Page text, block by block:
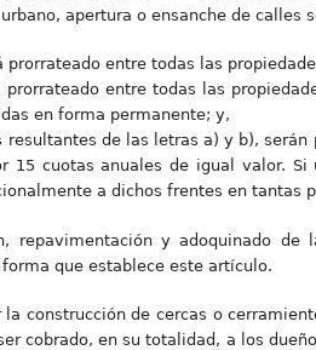
apertura o ensanche de calles
prorrateado entre todas las
prorrateado entre todas las
en forma permanente; y,
resultantes de las letras a) y b),
15 cuotas anuales de igual valor.
a dichos frentes en tantas
repavimentación y adoquinado
que establece este artículo.
la construcción de cercas o
cobrado, en su totalidad, a los